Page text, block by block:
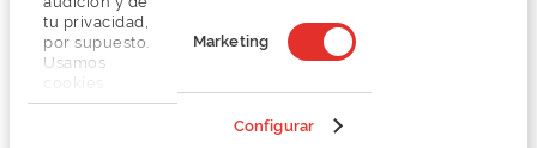
tu privacidad,
por supuesto.
Usamos
propias y de
Marketing
Configurar